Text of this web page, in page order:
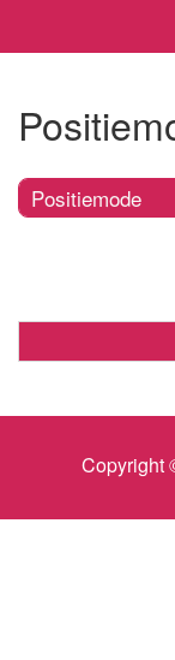
Positiemode
Copyright